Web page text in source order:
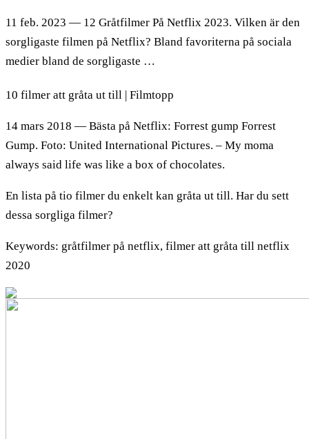
11 feb. 2023 — 12 Gråtfilmer På Netflix 2023. Vilken är den
sorgligaste filmen på Netflix? Bland favoriterna på sociala
medier bland de sorgligaste …
10 filmer att gråta ut till | Filmtopp
14 mars 2018 — Bästa på Netflix: Forrest gump Forrest
Gump. Foto: United International Pictures. – My moma
always said life was like a box of chocolates.
En lista på tio filmer du enkelt kan gråta ut till. Har du sett
dessa sorgliga filmer?
Keywords: gråtfilmer på netflix, filmer att gråta till netflix
2020